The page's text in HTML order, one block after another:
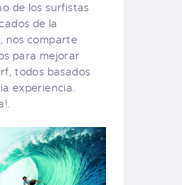
de los surfistas
de la
nos comparte
para mejorar
todos basados
experiencia.